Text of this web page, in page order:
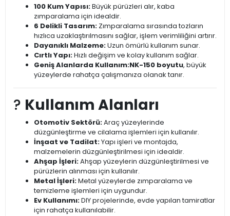
100 Kum Yapısı:Büyük pürüzleri alır, kaba
zımparalama için idealdir.
6 Delikli Tasarım: Zımparalama sırasında tozların
hızlıca uzaklaştırılmasını sağlar, işlem verimliliğini artırır.
Dayanıklı Malzeme:Uzun ömürlü kullanım sunar.
Cırtlı Yapı:Hızlı değişim ve kolay kullanım sağlar.
Geniş Alanlarda Kullanım:NK-150 boyutu, büyük
yüzeylerde rahatça çalışmanıza olanak tanır.
?️ Kullanım Alanları
Otomotiv Sektörü:Araç yüzeylerinde
düzgünleştirme ve cilalama işlemleri için kullanılır.
İnşaat ve Tadilat:Yapı işleri ve montajda,
malzemelerin düzgünleştirilmesi için idealdir.
Ahşap İşleri:Ahşap yüzeylerin düzgünleştirilmesi ve
pürüzlerin alınması için kullanılır.
Metal İşleri:Metal yüzeylerde zımparalama ve
temizleme işlemleri için uygundur.
Ev Kullanımı:DIY projelerinde, evde yapılan tamiratlar
için rahatça kullanılabilir.